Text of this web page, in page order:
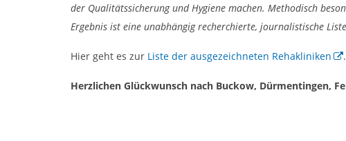
der Qualitätssicherung und Hygiene machen. Methodisch
Ergebnis ist eine unabhängig recherchierte, journalistische
Hier geht es zur Liste der ausgezeichneten Rehakliniken .
Herzlichen Glückwunsch nach Buckow, Dürmentingen,